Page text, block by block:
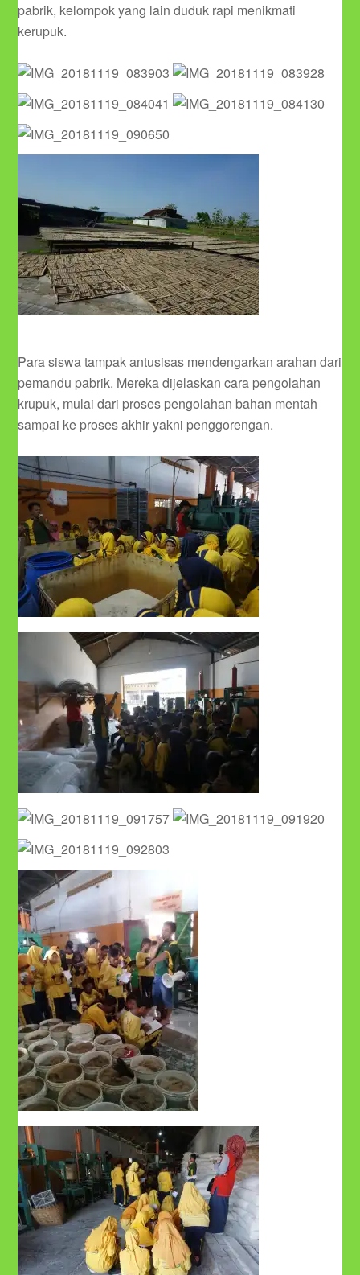
pabrik, kelompok yang lain duduk rapi menikmati
kerupuk.
Para siswa tampak antusisas mendengarkan arahan dari
pemandu pabrik. Mereka dijelaskan cara pengolahan
krupuk, mulai dari proses pengolahan bahan mentah
sampai ke proses akhir yakni penggorengan.